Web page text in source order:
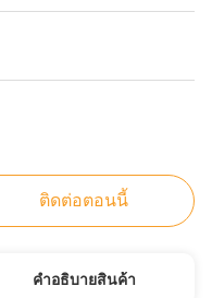
ติดต่อตอนนี้
คําอธิบายสินค้า